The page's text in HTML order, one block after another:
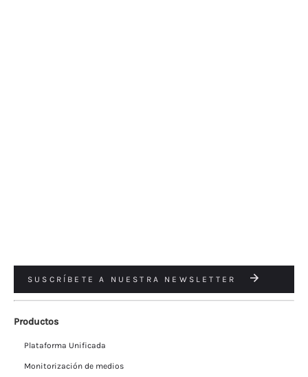
SUSCRÍBETE A NUESTRA NEWSLETTER
Productos
Plataforma Unificada
Monitorización de medios